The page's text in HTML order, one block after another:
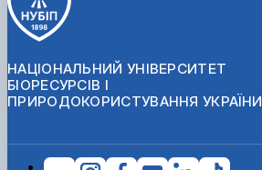
НАЦІОНАЛЬНИЙ УНІВЕРСИТЕТ
БІОРЕСУРСІВ І
ПРИРОДОКОРИСТУВАННЯ УКРАЇНИ